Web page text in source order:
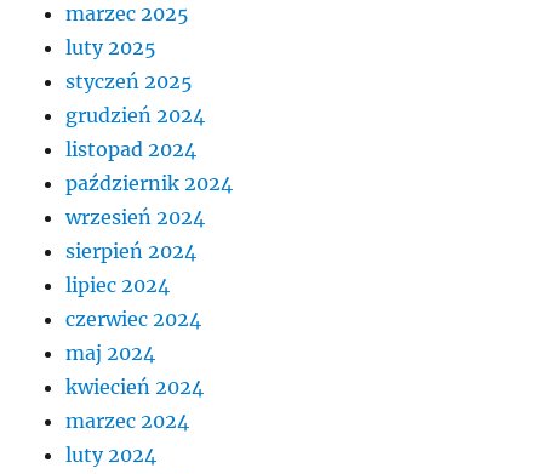
marzec 2025
luty 2025
styczeń 2025
grudzień 2024
listopad 2024
październik 2024
wrzesień 2024
sierpień 2024
lipiec 2024
czerwiec 2024
maj 2024
kwiecień 2024
marzec 2024
luty 2024